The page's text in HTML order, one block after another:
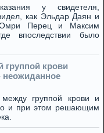
у свидетеля,
как Эльдар Даян и
Перец и Максим
впоследствии было
группой крови
неожиданное
группой крови и
и при этом решающим